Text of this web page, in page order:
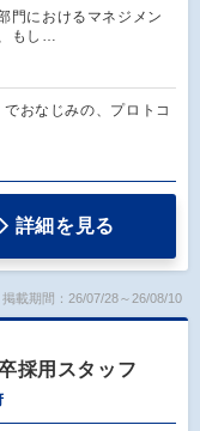
門におけるマネジメン
もし…
おなじみの、プロトコ
詳細を見る
掲載期間：26/07/28～26/08/10
採用スタッフ